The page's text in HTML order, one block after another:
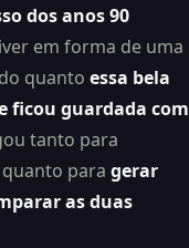
dos anos 90
em forma de uma
quanto essa bela
ficou guardada com
tanto para
quanto para gerar
as duas